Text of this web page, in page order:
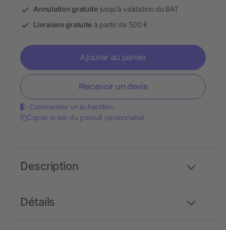
Annulation gratuitejusqu’à validation du BAT
Livraison gratuite à partir de 500 €
Ajouter au panier
Recevoir un devis
Commander un échantillon
Copier le lien du produit personnalisé
Détails
Description